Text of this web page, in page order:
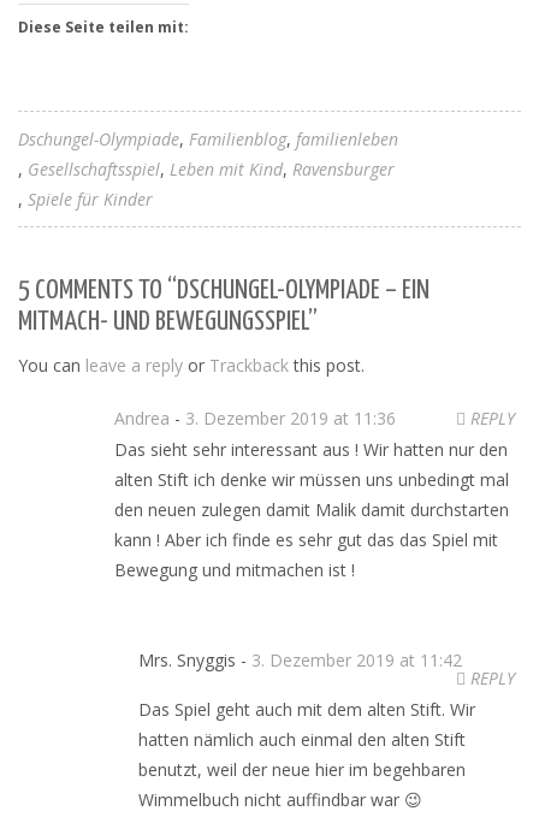
Diese Seite teilen mit:
Dschungel-Olympiade Familienblog familienleben
Gesellschaftsspiel Leben mit Kind Ravensburger
Spiele für Kinder
5 COMMENTS TO “DSCHUNGEL-OLYMPIADE – EIN
MITMACH- UND BEWEGUNGSSPIEL”
You can leave a reply or Trackbackthis post.
Andrea - 3. Dezember 2019 at 11:36
REPLY
Das sieht sehr interessant aus ! Wir hatten nur den
alten Stift ich denke wir müssen uns unbedingt mal
den neuen zulegen damit Malik damit durchstarten
kann ! Aber ich finde es sehr gut das das Spiel mit
Bewegung und mitmachen ist !
Mrs. Snyggis - 3. Dezember 2019 at 11:42
REPLY
Das Spiel geht auch mit dem alten Stift. Wir
hatten nämlich auch einmal den alten Stift
benutzt, weil der neue hier im begehbaren
Wimmelbuch nicht auffindbar war 😉